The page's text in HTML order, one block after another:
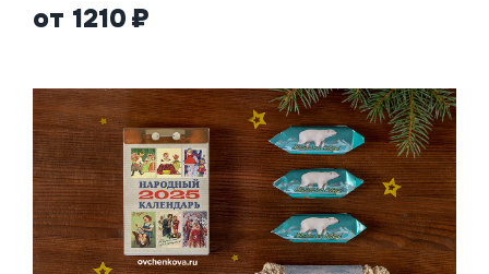
от 1210